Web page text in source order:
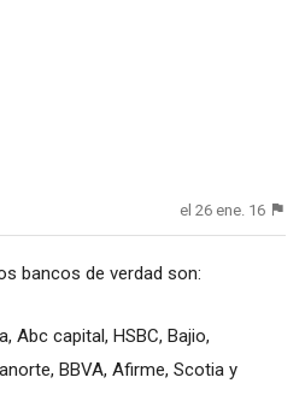
el 26 ene. 16
bancos de verdad son:
Abc capital, HSBC, Bajio,
BBVA, Afirme, Scotia y